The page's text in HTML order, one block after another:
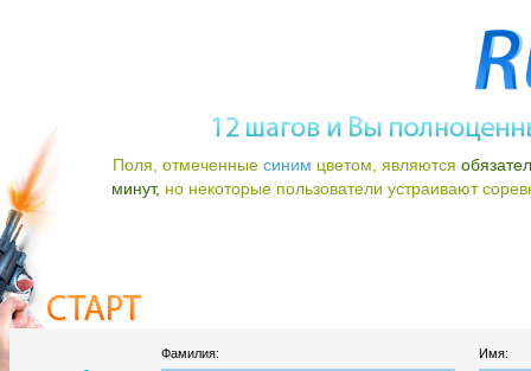
Поля, отмеченные синим цветом, являются
минут, но некоторые пользователи устраивают
Фамилия: Имя: